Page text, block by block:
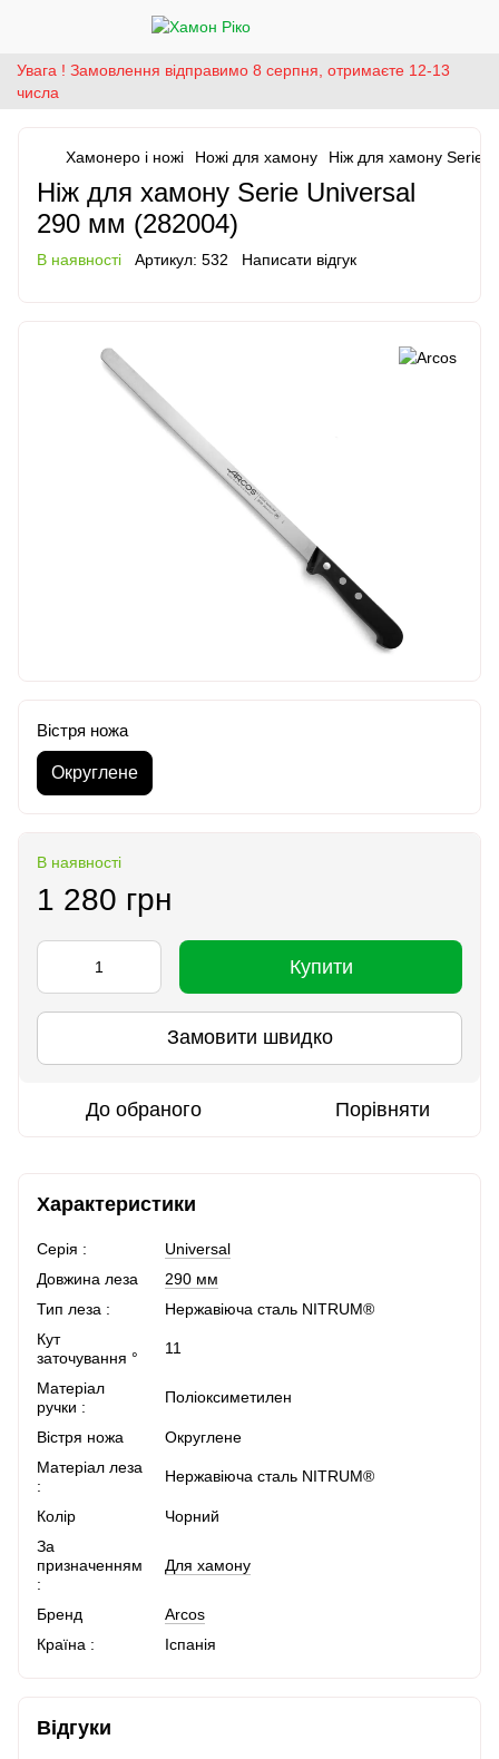
Увага ! Замовлення відправимо 8 серпня, отримаєте 12-13
числа
Хамонеро і ножі Ножі для хамону Ніж для хамону Serie
Ніж для хамону Serie Universal
290 мм (282004)
В наявності Артикул: 532 Написати відгук
Вістря ножа
Округлене
В наявності
1 280 грн
Купити
Замовити швидко
До обраного Порівняти
Характеристики
Серія :
Universal
Довжина леза
290 мм
Тип леза :
Нержавіюча сталь NITRUM®
Кут
заточування °
11
Матеріал
ручки :
Поліоксиметилен
Вістря ножа
Округлене
Матеріал леза
:
Нержавіюча сталь NITRUM®
Колір
Чорний
За
призначенням
:
Для хамону
Бренд
Arcos
Країна :
Іспанія
Відгуки